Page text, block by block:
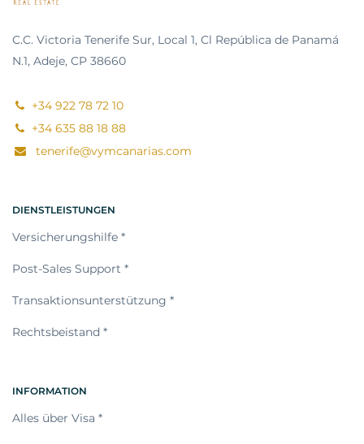
C.C. Victoria Tenerife Sur, Local 1, Cl República de Panamá
N.1, Adeje, CP 38660
+34 922 78 72 10
+34 635 88 18 88
tenerife@vymcanarias.com
DIENSTLEISTUNGEN
Versicherungshilfe *
Post-Sales Support *
Transaktionsunterstützung *
Rechtsbeistand *
INFORMATION
Alles über Visa *